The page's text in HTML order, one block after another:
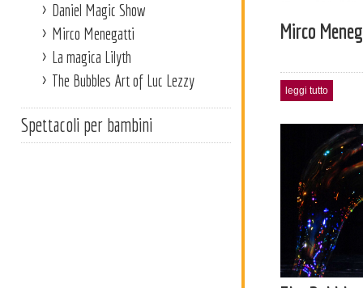
Daniel Magic Show
Mirco Menegatti
La magica Lilyth
The Bubbles Art of Luc Lezzy
Spettacoli per bambini
Mirco
leggi tutto